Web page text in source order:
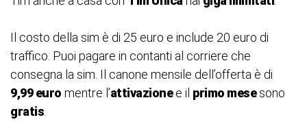
Il costo della sim è di 25 euro e include 20 euro di
traffico. Puoi pagare in contanti al corriere che
consegna la sim. Il canone mensile dell’offerta è di
9,99 euro mentre l’attivazionee il primo mesesono
gratis.